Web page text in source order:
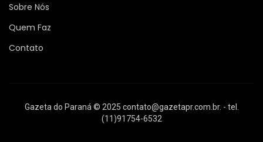
Sobre Nós
Quem Faz
Contato
Gazeta do Paraná © 2025 contato@gazetapr.com.br. - tel.
(11)91754-6532